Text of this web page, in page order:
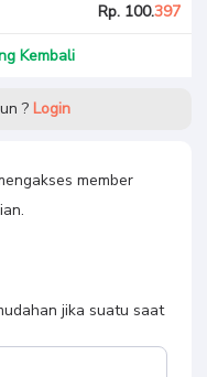
Rp. 100.397
Kembali
? Login
member
jika suatu saat